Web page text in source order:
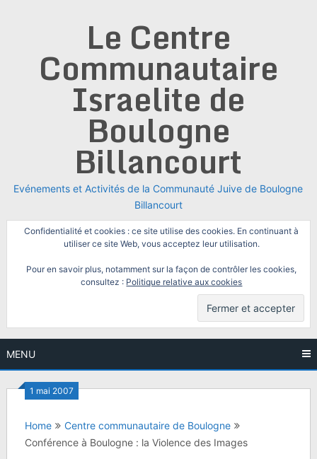
Le Centre
Communautaire
Israelite de
Boulogne
Billancourt
Evénements et Activités de la Communauté Juive de Boulogne
Billancourt
Confidentialité et cookies : ce site utilise des cookies. En continuant à
utiliser ce site Web, vous acceptez leur utilisation.
Pour en savoir plus, notamment sur la façon de contrôler les cookies,
consultez : Politique relative aux cookies
MENU
1 mai 2007
Home
Centre communautaire de Boulogne
Conférence à Boulogne : la Violence des Images